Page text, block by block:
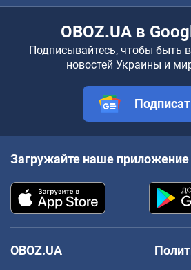
OBOZ.UA в
Подписывайтесь, чтобы быть
новостей Украины и
Загружайте наше приложение
OBOZ.UA